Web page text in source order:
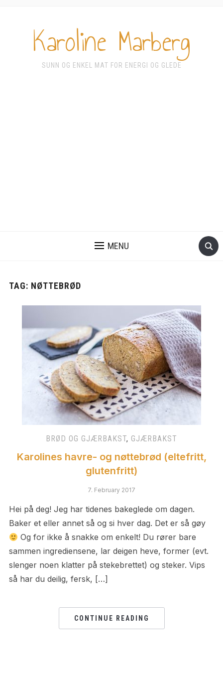
Karoline Marberg
SUNN OG ENKEL MAT FOR ENERGI OG GLEDE
MENU
TAG: NØTTEBRØD
BRØD OG GJÆRBAKST, GJÆRBAKST
Karolines havre- og nøttebrød (eltefritt,
glutenfritt)
7. February 2017
Hei på deg! Jeg har tidenes bakeglede om dagen.
Baker et eller annet så og si hver dag. Det er så gøy
Og for ikke å snakke om enkelt! Du rører bare
sammen ingrediensene, lar deigen heve, former (evt.
slenger noen klatter på stekebrettet) og steker. Vips
så har du deilig, fersk, […]
CONTINUE READING